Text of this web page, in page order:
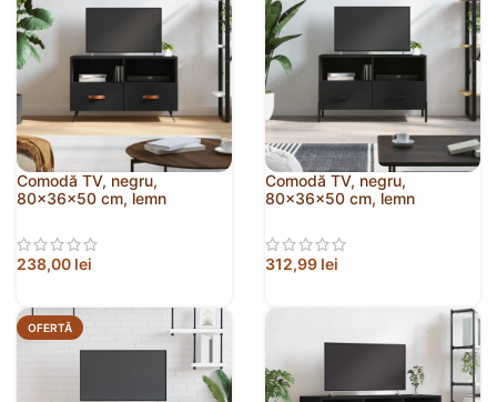
Comodă TV, negru,
80x36x50 cm, lemn
238,00 lei
Comodă TV, negru,
80x36x50 cm, lemn
312,99 lei
OFERTĂ